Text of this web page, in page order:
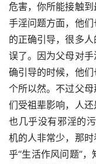
危害，你所能接触
手淫问题方面，他
的正确引导，很多
误了。因为父母对
确引导的时候，他
个所以然。不过父
们受祖辈影响，人
也几乎没有邪淫的
机的人非常少，那
乎“生活作风问题”